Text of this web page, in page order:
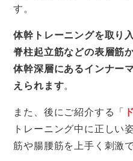
す。
体幹トレーニングを取り
脊柱起立筋などの表層筋
体幹深層にあるインナー
えられます。
また、後にご紹介する「
トレーニング中に正しい
筋や腸腰筋を上手く刺激で